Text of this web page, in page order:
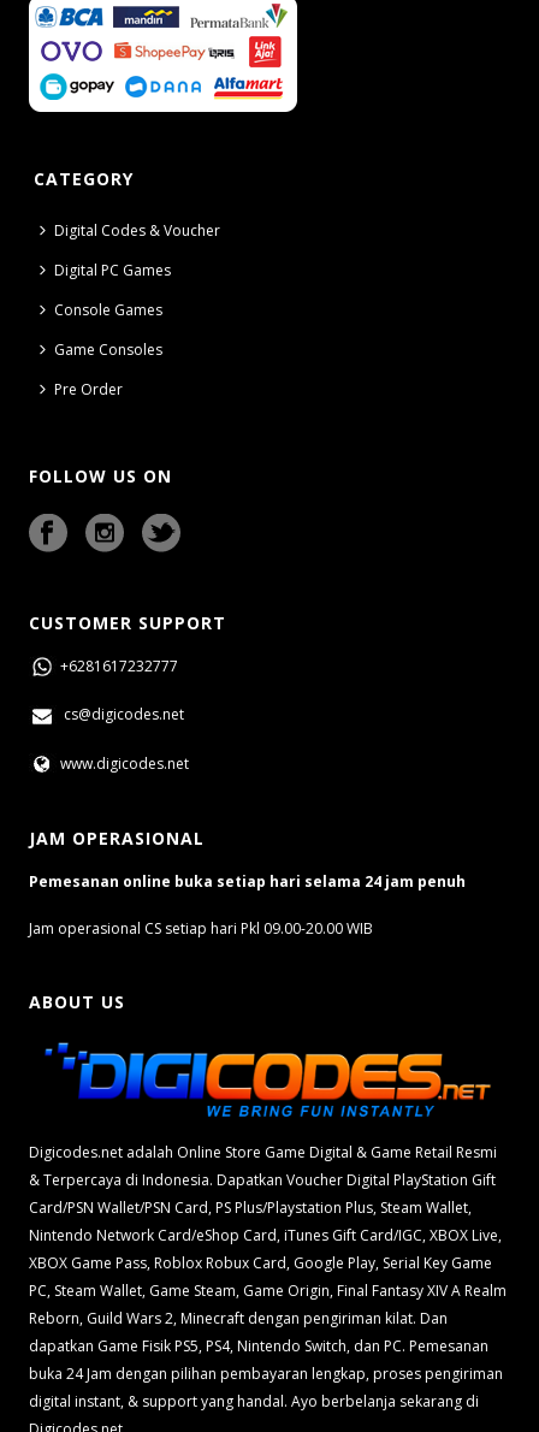
CATEGORY
Digital Codes & Voucher
Digital PC Games
Console Games
Game Consoles
Pre Order
FOLLOW US ON
CUSTOMER SUPPORT
+6281617232777
cs@digicodes.net
www.digicodes.net
JAM OPERASIONAL
Pemesanan online buka setiap hari selama 24 jam penuh
Jam operasional CS setiap hari Pkl 09.00-20.00 WIB
ABOUT US
Digicodes.net adalah Online Store Game Digital & Game Retail Resmi
& Terpercaya di Indonesia. Dapatkan Voucher Digital PlayStation Gift
Card/PSN Wallet/PSN Card, PS Plus/Playstation Plus, Steam Wallet,
Nintendo Network Card/eShop Card, iTunes Gift Card/IGC, XBOX Live,
XBOX Game Pass, Roblox Robux Card, Google Play, Serial Key Game
PC, Steam Wallet, Game Steam, Game Origin, Final Fantasy XIV A Realm
Reborn, Guild Wars 2, Minecraft dengan pengiriman kilat. Dan
dapatkan Game Fisik PS5, PS4, Nintendo Switch, dan PC. Pemesanan
buka 24 Jam dengan pilihan pembayaran lengkap, proses pengiriman
digital instant, & support yang handal. Ayo berbelanja sekarang di